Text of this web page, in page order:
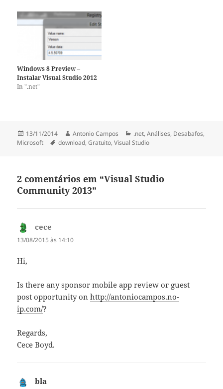
que as versões pagas!! As
versões express estão
disponiveis para…
Windows 8 Preview –
Instalar Visual Studio 2012
In ".net"
Publicado
a
13/11/2014 Autor
Antonio Campos Categorias
.net,Análises, Desabafos,
Microsoft
Etiquetas
download,Gratuito,Visual Studio
2 comentários em “Visual Studio
Community 2013”
cece
13/08/2015 às 14:10
Hi,
Is there any sponsor mobile app review or guest
post opportunity onhttp://antoniocampos.no-
ip.com/?
Regards,
Cece Boyd.
bla